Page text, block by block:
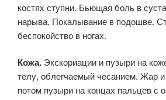
костях ступни. Бьющая боль в
нарыва. Покалывание в подошве.
беспокойство в ногах.
Кожа. Экскориации и пузыри на
телу, об­легчаемый чесанием. Жар и
потом пузыри на концах пальцев с